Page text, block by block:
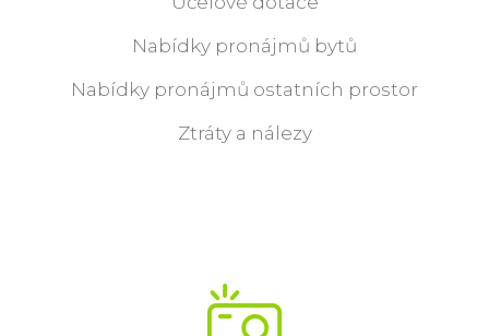
Nabídky pronájmů bytů
Nabídky pronájmů ostatních prostor
Ztráty a nálezy